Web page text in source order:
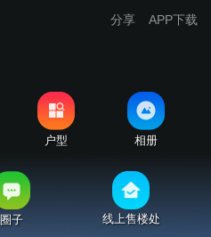
分享 APP下载
户型 相册
圈子 线上售楼处